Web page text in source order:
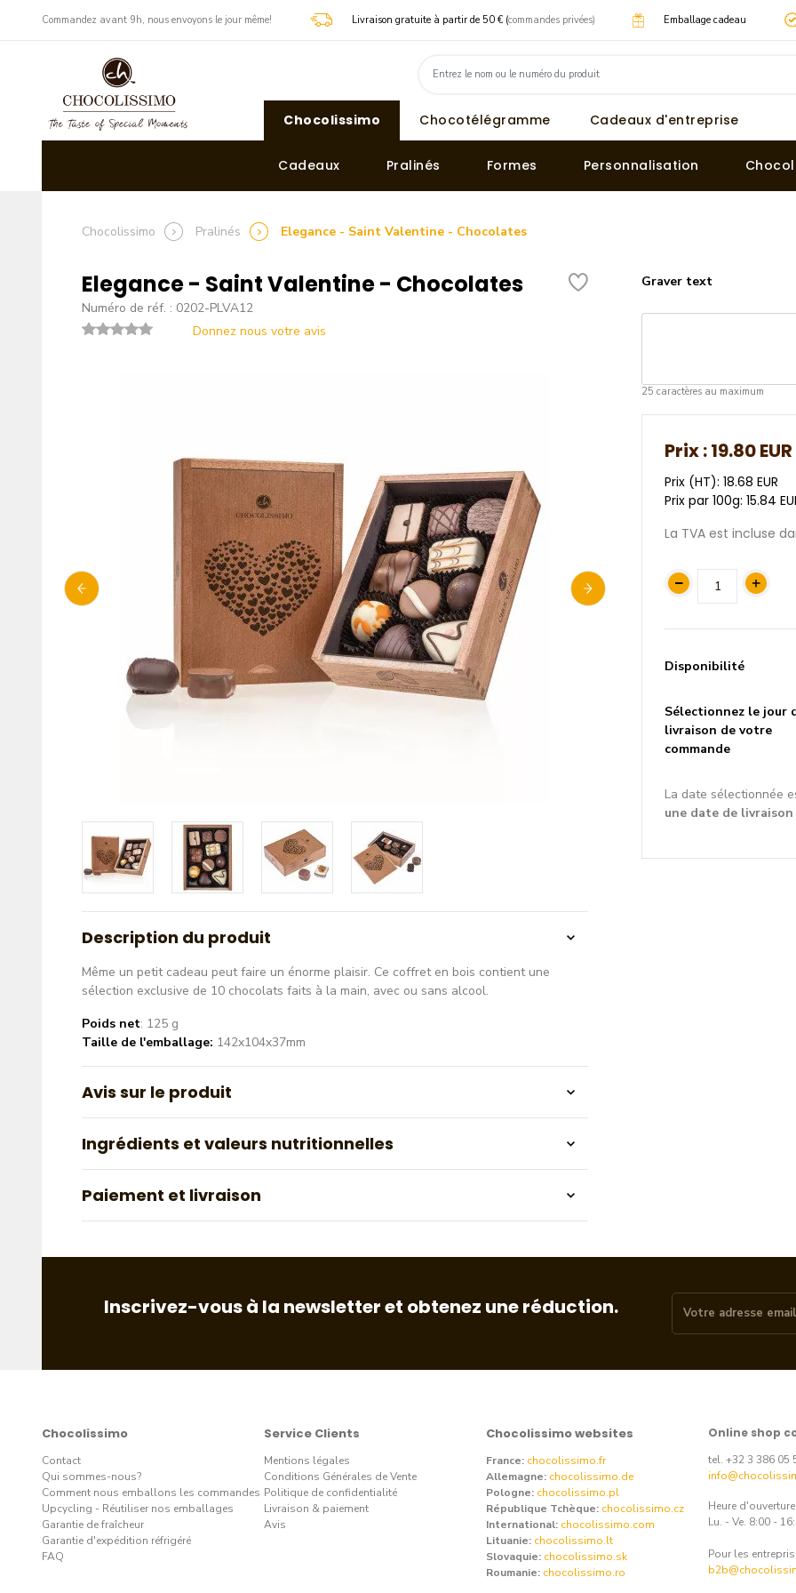
​Commandez avant 9h, nous envoyons le jour même! Livraison gratuite à partir de 50 € (commandes privées) Emballage cadeau
Chocolissimo Chocotélégramme Cadeaux d'entreprise
Cadeaux Pralinés Formes Personnalisation
Chocolissimo Pralinés Elegance - Saint Valentine - Chocolates
Elegance - Saint Valentine - Chocolates
Numéro de réf. : 0202-PLVA12
Donnez nous votre avis
Description du produit
Même un petit cadeau peut faire un énorme plaisir. Ce coffret en bois contient une
sélection exclusive de 10 chocolats faits à la main, avec ou sans alcool.
Poids net: 125 g
Taille de l'emballage: 142x104x37mm
Avis sur le produit
Ingrédients et valeurs nutritionnelles
Paiement et livraison
Graver text
25 caractères au maximum
Prix :19.80 EUR
Prix (HT): 18.68 EUR
Prix par 100g: 15.84
La TVA est incluse
Disponibilité
Sélectionnez le jour
livraison de votre
commande
La date sélectionnée
une date de
Inscrivez-vous à la newsletter et obtenez une réduction.
Chocolissimo
Contact
Qui sommes-nous?
Comment nous emballons les commandes
Upcycling - Réutiliser nos emballages
Garantie de fraîcheur
Garantie d'expédition réfrigéré
FAQ
Service Clients
Mentions légales
Conditions Générales de Vente
Politique de confidentialité
Livraison & paiement
Avis
Chocolissimo websites
France: chocolissimo.fr
Allemagne: chocolissimo.de
Pologne: chocolissimo.pl
République Tchèque: chocolissimo.cz
International: chocolissimo.com
Lituanie: chocolissimo.lt
Slovaquie: chocolissimo.sk
Roumanie: chocolissimo.ro
Online shop
tel. +32 3 386 05
Heure
Lu. - Ve. 8:00 -
Pour les